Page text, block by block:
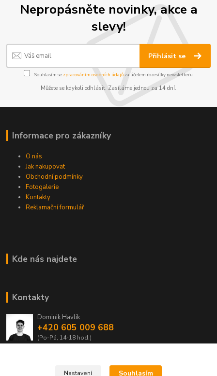
Nepropásněte novinky, akce a
slevy!
Přihlásit se
Souhlasím se zpracováním osobních údajůza účelem rozesílky newsletteru.
Můžete se kdykoli odhlásit. Zasíláme jednou za 14 dní.
Informace pro zákazníky
O nás
Jak nakupovat
Obchodní podmínky
Fotogalerie
Kontakty
Reklamační formulář
Kde nás najdete
Kontakty
Dominik Havlík
+420 605 009 688
(Po-Pá, 14-18 hod.)
Nastavení Souhlasím